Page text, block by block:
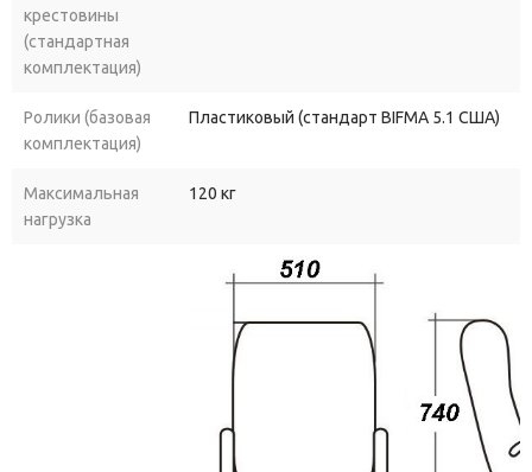
крестовины
(стандартная
комплектация)
Ролики (базовая
комплектация)
Пластиковый (стандарт BIFMA 5.1 США)
Максимальная
нагрузка
120 кг